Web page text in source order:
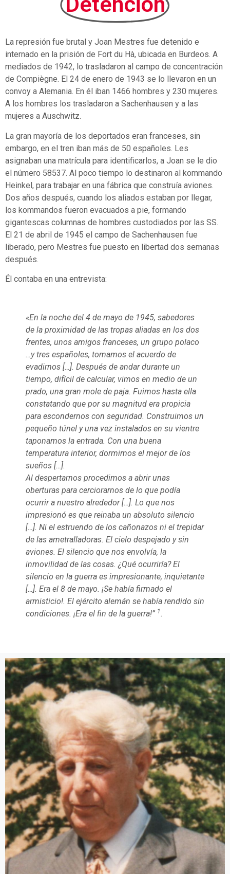
La represión fue brutal y Joan Mestres fue detenido e
internado en la prisión de Fort du Hà, ubicada en Burdeos. A
mediados de 1942, lo trasladaron al campo de concentración
de Compiègne. El 24 de enero de 1943 se lo llevaron en un
convoy a Alemania. En él iban 1466 hombres y 230 mujeres.
A los hombres los trasladaron a Sachenhausen y a las
mujeres a Auschwitz.
La gran mayoría de los deportados eran franceses, sin
embargo, en el tren iban más de 50 españoles. Les
asignaban una matrícula para identificarlos, a Joan se le dio
el número 58537. Al poco tiempo lo destinaron al kommando
Heinkel, para trabajar en una fábrica que construía aviones.
Dos años después, cuando los aliados estaban por llegar,
los kommandos fueron evacuados a pie, formando
gigantescas columnas de hombres custodiados por las SS.
El 21 de abril de 1945 el campo de Sachenhausen fue
liberado, pero Mestres fue puesto en libertad dos semanas
después.
Él contaba en una entrevista:
«En la noche del 4 de mayo de 1945, sabedores
de la proximidad de las tropas aliadas en los dos
frentes, unos amigos franceses, un grupo polaco
…y tres españoles, tomamos el acuerdo de
evadirnos […]. Después de andar durante un
tiempo, difícil de calcular, vimos en medio de un
prado, una gran mole de paja. Fuimos hasta ella
constatando que por su magnitud era propicia
para escondernos con seguridad. Construimos un
pequeño túnel y una vez instalados en su vientre
taponamos la entrada. Con una buena
temperatura interior, dormimos el mejor de los
sueños […].
Al despertarnos procedimos a abrir unas
oberturas para cerciorarnos de lo que podía
ocurrir a nuestro alrededor […]. Lo que nos
impresionó es que reinaba un absoluto silencio
[…]. Ni el estruendo de los cañonazos ni el trepidar
de las ametralladoras. El cielo despejado y sin
aviones. El silencio que nos envolvía, la
inmovilidad de las cosas. ¿Qué ocurriría? El
silencio en la guerra es impresionante, inquietante
[…]. Era el 8 de mayo. ¡Se había firmado el
armisticio!. El ejército alemán se había rendido sin
condiciones. ¡Era el fin de la guerra!” 1 .